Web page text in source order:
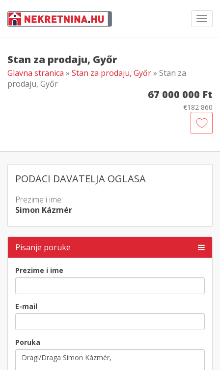
Stan za prodaju, Győr
Glavna stranica » Stan za prodaju, Győr» Stan za
prodaju, Győr
67 000 000 Ft
€182 860
PODACI DAVATELJA OGLASA
Prezime i ime:
Simon Kázmér
Pisanje poruke
Prezime i ime
E-mail
Poruka